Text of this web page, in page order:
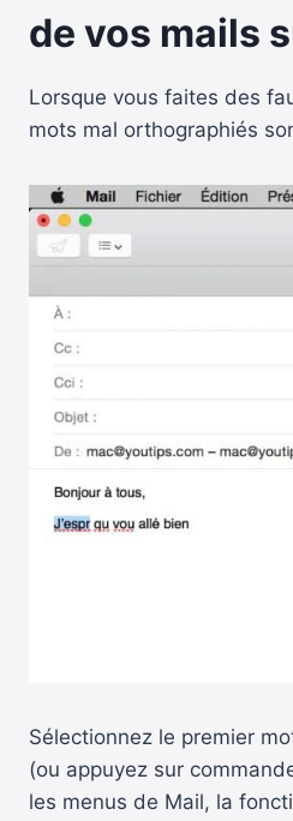
de vos mails
Lorsque vous faites des
mots mal orthographiés
Sélectionnez le premier
(ou appuyez sur
les menus de Mail, la